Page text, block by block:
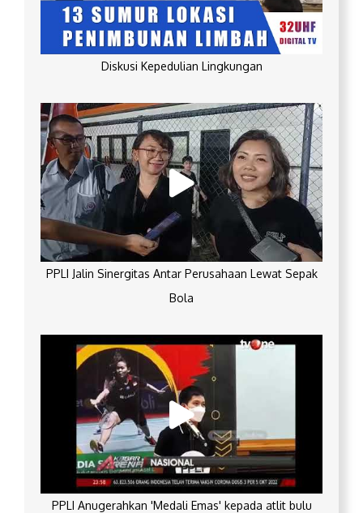
Diskusi Kepedulian Lingkungan
PPLI Jalin Sinergitas Antar Perusahaan Lewat Sepak
Bola
PPLI Anugerahkan 'Medali Emas' kepada atlit bulu